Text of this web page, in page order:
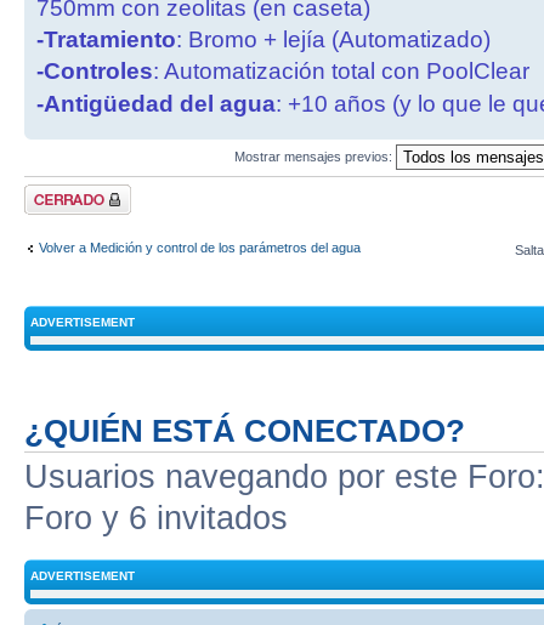
750mm con zeolitas (en caseta)
-Tratamiento: Bromo + lejía (Automatizado)
-Controles: Automatización total con PoolClear
-Antigüedad del agua: +10 años (y lo que le
Mostrar mensajes previos:
Tema cerrado
Volver a Medición y control de los parámetros del agua
ADVERTISEMENT
¿QUIÉN ESTÁ CONECTADO?
Usuarios navegando por este
Foro y 6 invitados
ADVERTISEMENT